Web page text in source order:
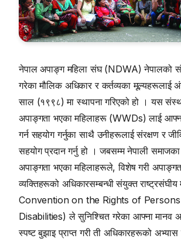
नेपाल अपाङ्ग महिला संघ (NDWA) नेपालको
गरेका मौलिक अधिकार र कर्तव्यका मूल्यहरूलाई
साल (१९९८) मा स्थापना गरिएको हो । यस
अपाङ्गता भएका महिलाहरू (WWDs) लाई
गर्न सहयोग गर्नुका साथै उनीहरूलाई संरक्षण र
सहयोग प्रदान गर्नु हो । जबसम्म नेपाली
अपाङ्गता भएका महिलाहरूले, विशेष गरी
व्यक्तिहरूको अधिकारसम्बन्धी संयुक्त
Convention on the Rights of
Disabilities) ले सुनिश्चित गरेका आफ्ना मानव
स्पष्ट बुझाइ प्राप्त गरी ती अधिकारहरूको